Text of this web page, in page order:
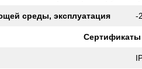
среды, эксплуатация -
Сертификаты